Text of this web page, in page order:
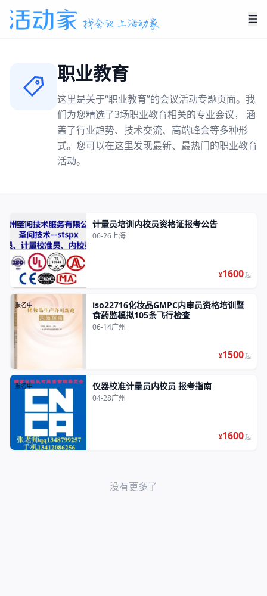
职业教育
这里是关于“职业教育”的会议活动专题页面。我
们为您精选了3场职业教育相关的专业会议， 涵
盖了行业趋势、技术交流、高端峰会等多种形
式。您可以在这里发现最新、最热门的职业教育
活动。
报名中 计量员培训内校员资格证报考公告
06-26上海
¥1600起
报名中
iso22716化妆品GMPC内审员资格培训暨
食药监模拟105条飞行检查
06-14广州
¥1500起
报名中 仪器校准计量员内校员 报考指南
04-28广州
¥1600起
没有更多了